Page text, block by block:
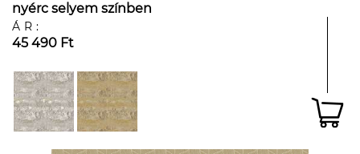
nyérc selyem színben
ÁR:
45 490 Ft